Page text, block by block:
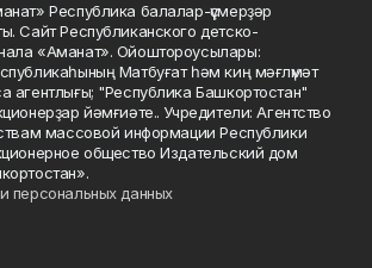
Республика балалар-үҫмерҙәр
Сайт Республиканского детско-
«Аманат». Ойоштороусылары:
Матбуғат һәм киң мәғлүмәт
агентлығы; "Республика Башкортостан"
йәмғиәте.. Учредители: Агентство
массовой информации Республики
общество Издательский дом
персональных данных